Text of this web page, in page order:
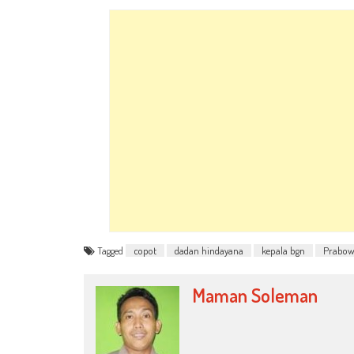
Tagged copot dadan hindayana kepala bgn
Maman Soleman